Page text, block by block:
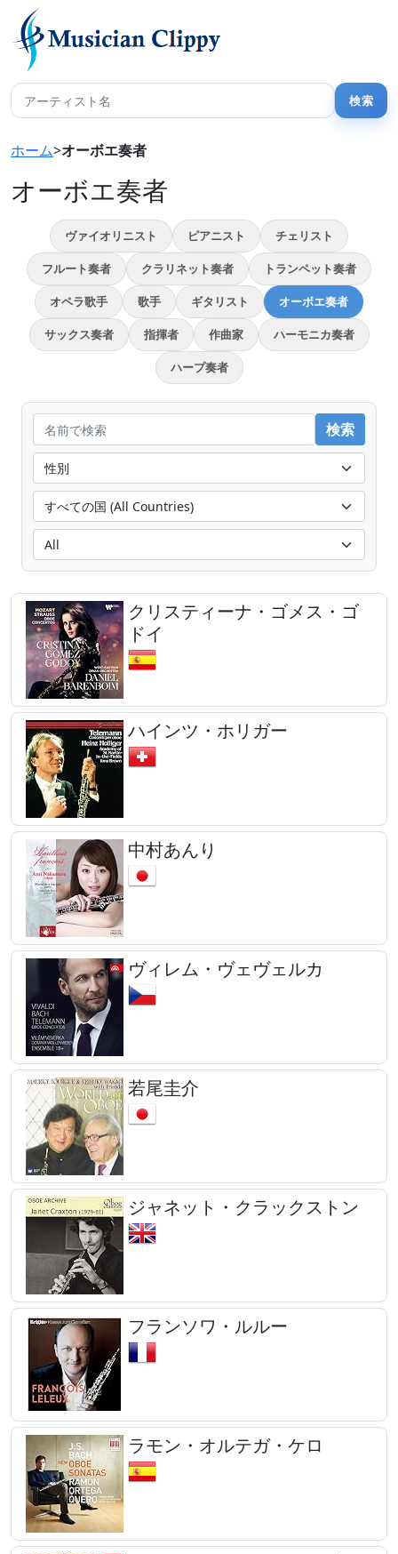
ホーム>オーボエ奏者
オーボエ奏者
ヴァイオリニスト ピアニスト チェリスト
フルート奏者 クラリネット奏者 トランペット奏者
オペラ歌手 歌手 ギタリスト オーボエ奏者
サックス奏者 指揮者 作曲家 ハーモニカ奏者
ハープ奏者
クリスティーナ・ゴメス・ゴ
ドイ
ハインツ・ホリガー
中村あんり
ヴィレム・ヴェヴェルカ
若尾圭介
ジャネット・クラックストン
フランソワ・ルルー
ラモン・オルテガ・ケロ